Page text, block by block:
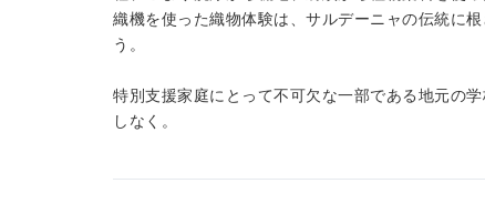
織機を使った織物体験は、サルデーニャの伝統に
う。
特別支援家庭にとって不可欠な一部である地元の
しなく。